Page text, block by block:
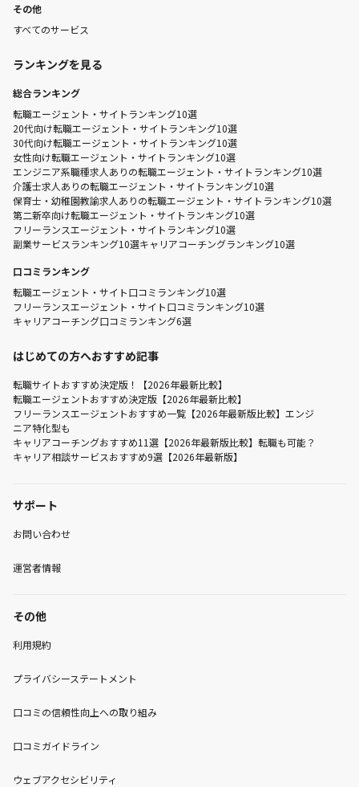
その他
すべてのサービス
ランキングを見る
総合ランキング
転職エージェント・サイトランキング10選
20代向け転職エージェント・サイトランキング10選
30代向け転職エージェント・サイトランキング10選
女性向け転職エージェント・サイトランキング10選
エンジニア系職種求人ありの転職エージェント・サイトランキング10選
介護士求人ありの転職エージェント・サイトランキング10選
保育士・幼稚園教諭求人ありの転職エージェント・サイトランキング10選
第二新卒向け転職エージェント・サイトランキング10選
フリーランスエージェント・サイトランキング10選
副業サービスランキング10選キャリアコーチングランキング10選
口コミランキング
転職エージェント・サイト口コミランキング10選
フリーランスエージェント・サイト口コミランキング10選
キャリアコーチング口コミランキング6選
はじめての方へおすすめ記事
転職サイトおすすめ決定版！【2026年最新比較】
転職エージェントおすすめ決定版【2026年最新比較】
フリーランスエージェントおすすめ一覧【2026年最新版比較】エンジ
ニア特化型も
キャリアコーチングおすすめ11選【2026年最新版比較】転職も可能？
キャリア相談サービスおすすめ9選【2026年最新版】
サポート
お問い合わせ
運営者情報
その他
利用規約
プライバシーステートメント
口コミの信頼性向上への取り組み
口コミガイドライン
ウェブアクセシビリティ